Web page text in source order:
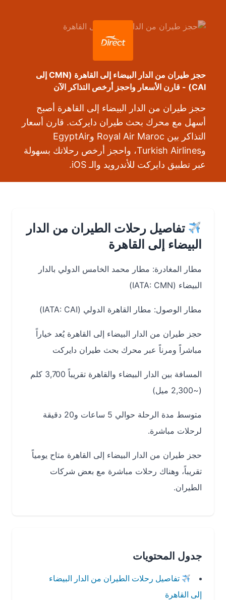
حجز طيران من الدار البيضاء إلى القاهرة (CMN إلى
حجز طيران من الدار البيضاء إلى القاهرة أصبح
أسهل مع محرك بحث طيران دايركت. قارن أسعار
التذاكر بين Royal Air Maroc وEgyptAir
وTurkish Airlines، واحجز أرخص رحلاتك بسهولة
عبر تطبيق دايركت للأندرويد والـ iOS.
تفاصيل رحلات الطيران من الدار
البيضاء إلى القاهرة
مطار المغادرة: مطار محمد الخامس الدولي بالدار
البيضاء (IATA: CMN)
مطار الوصول: مطار القاهرة الدولي (IATA: CAI)
حجز طيران من الدار البيضاء إلى القاهرة يُعد خياراً
مباشراً ومرناً عبر محرك بحث طيران دايركت
المسافة بين الدار البيضاء والقاهرة تقريباً 3,700 كلم
متوسط مدة الرحلة حوالي 5 ساعات و20 دقيقة
لرحلات مباشرة.
حجز طيران من الدار البيضاء إلى القاهرة متاح يومياً
تقريباً، وهناك رحلات مباشرة مع بعض شركات
الطيران.
جدول المحتويات
تفاصيل رحلات الطيران من الدار البيضاء
إلى القاهرة